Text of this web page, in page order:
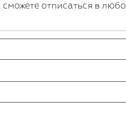
отписаться в